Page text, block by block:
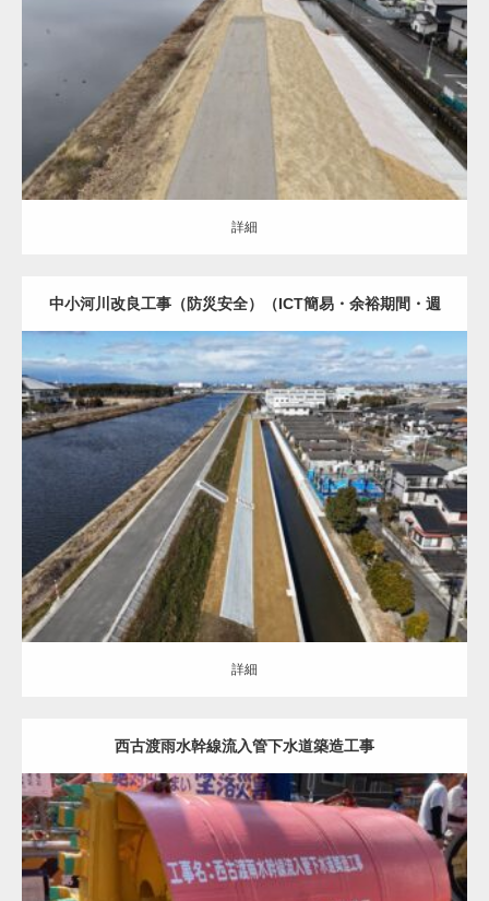
土木・建築（ALL） 護岸・堤防補強
詳細
詳細
中小河川改良工事（防災安全）（ICT簡易・余裕期間・週
休2日・環境整備・遠隔臨場）（R5国補正）
土木・建築（ALL） 水路
詳細
詳細
西古渡雨水幹線流入管下水道築造工事
土木・建築（ALL） 推進・シールド